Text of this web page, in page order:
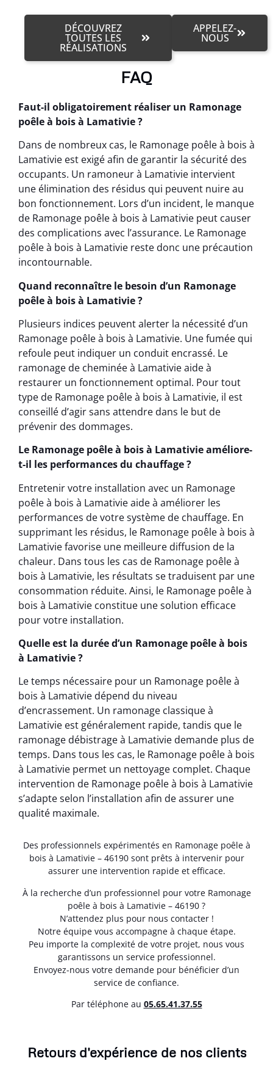
DÉCOUVREZ
TOUTES LES
RÉALISATIONS
APPELEZ-
NOUS
FAQ
Faut-il obligatoirement réaliser un Ramonage
poêle à bois à Lamativie ?
Dans de nombreux cas, le Ramonage poêle à bois à
Lamativie est exigé afin de garantir la sécurité des
occupants. Un ramoneur à Lamativie intervient
une élimination des résidus qui peuvent nuire au
bon fonctionnement. Lors d’un incident, le manque
de Ramonage poêle à bois à Lamativie peut causer
des complications avec l’assurance. Le Ramonage
poêle à bois à Lamativie reste donc une précaution
incontournable.
Quand reconnaître le besoin d’un Ramonage
poêle à bois à Lamativie ?
Plusieurs indices peuvent alerter la nécessité d’un
Ramonage poêle à bois à Lamativie. Une fumée qui
refoule peut indiquer un conduit encrassé. Le
ramonage de cheminée à Lamativie aide à
restaurer un fonctionnement optimal. Pour tout
type de Ramonage poêle à bois à Lamativie, il est
conseillé d’agir sans attendre dans le but de
prévenir des dommages.
Le Ramonage poêle à bois à Lamativie améliore-
t-il les performances du chauffage ?
Entretenir votre installation avec un Ramonage
poêle à bois à Lamativie aide à améliorer les
performances de votre système de chauffage. En
supprimant les résidus, le Ramonage poêle à bois à
Lamativie favorise une meilleure diffusion de la
chaleur. Dans tous les cas de Ramonage poêle à
bois à Lamativie, les résultats se traduisent par une
consommation réduite. Ainsi, le Ramonage poêle à
bois à Lamativie constitue une solution efficace
pour votre installation.
Quelle est la durée d’un Ramonage poêle à bois
à Lamativie ?
Le temps nécessaire pour un Ramonage poêle à
bois à Lamativie dépend du niveau
d’encrassement. Un ramonage classique à
Lamativie est généralement rapide, tandis que le
ramonage débistrage à Lamativie demande plus de
temps. Dans tous les cas, le Ramonage poêle à bois
à Lamativie permet un nettoyage complet. Chaque
intervention de Ramonage poêle à bois à Lamativie
s’adapte selon l’installation afin de assurer une
qualité maximale.
Des professionnels expérimentés en Ramonage poêle à
bois à Lamativie – 46190 sont prêts à intervenir pour
assurer une intervention rapide et efficace.
À la recherche d’un professionnel pour votre Ramonage
poêle à bois à Lamativie – 46190 ?
N’attendez plus pour nous contacter !
Notre équipe vous accompagne à chaque étape.
Peu importe la complexité de votre projet, nous vous
garantissons un service professionnel.
Envoyez-nous votre demande pour bénéficier d’un
service de confiance.
Par téléphone au 05.65.41.37.55
Retours d'expérience de nos clients